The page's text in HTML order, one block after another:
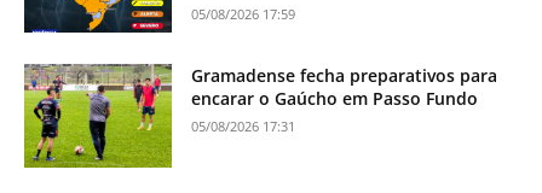
05/08/2026 17:59
Gramadense fecha preparativos para
encarar o Gaúcho em Passo Fundo
05/08/2026 17:31